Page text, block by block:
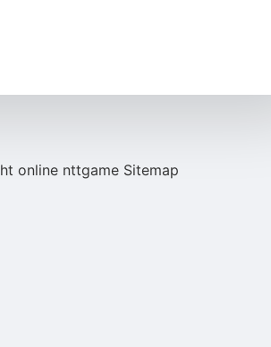
online nttgame Sitemap